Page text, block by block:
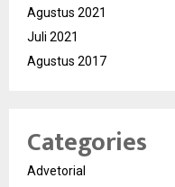
Agustus 2021
Juli 2021
Agustus 2017
Categories
Advetorial